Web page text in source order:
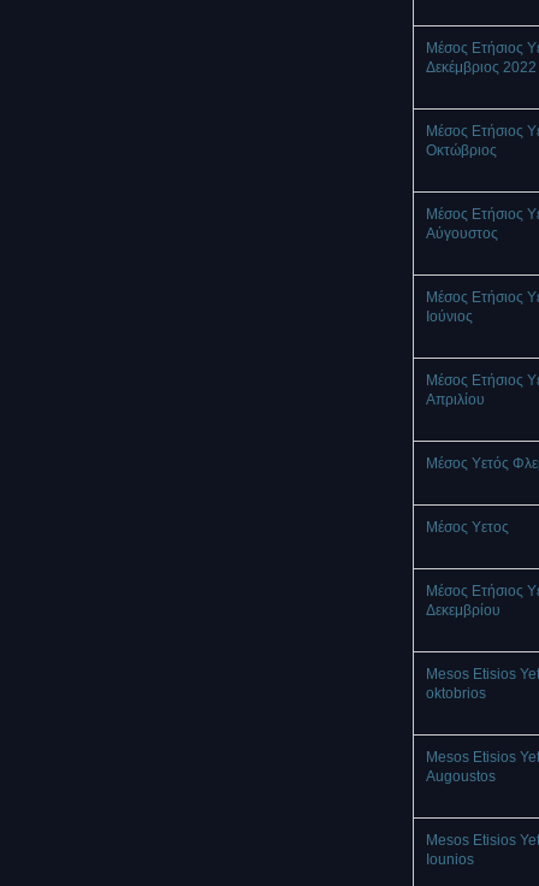
Μέσος Ετήσιος
Δεκέμβριος 2022
Μέσος Ετήσιος
Οκτώβριος
Μέσος Ετήσιος
Αύγουστος
Μέσος Ετήσιος
Ιούνιος
Μέσος Ετήσιος
Απριλίου
Μέσος Υετός
Mέσος Υετος
Μέσος Ετήσιος
Δεκεμβρίου
Mesos Etisios
oktobrios
Mesos Etisios
Augoustos
Mesos Etisios
Iounios